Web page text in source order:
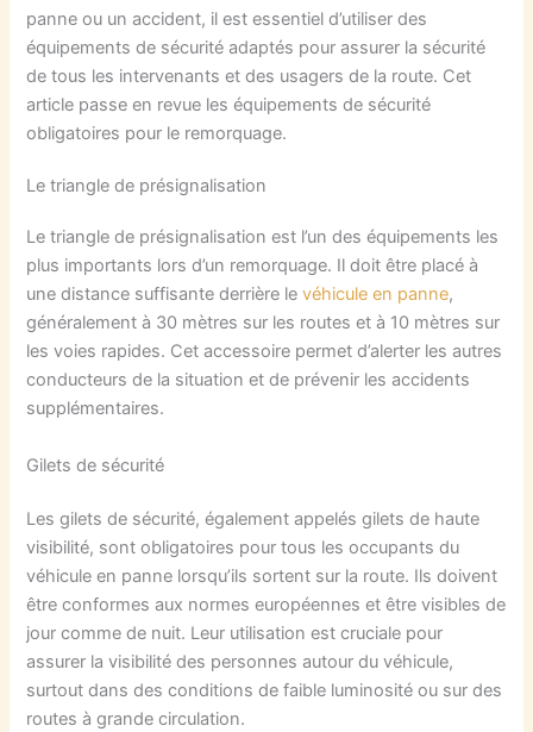
panne ou un accident, il est essentiel d’utiliser des
équipements de sécurité adaptés pour assurer la sécurité
de tous les intervenants et des usagers de la route. Cet
article passe en revue les équipements de sécurité
obligatoires pour le remorquage.
Le triangle de présignalisation
Le triangle de présignalisation est l’un des équipements les
plus importants lors d’un remorquage. Il doit être placé à
une distance suffisante derrière levéhicule en panne,
généralement à 30 mètres sur les routes et à 10 mètres sur
les voies rapides. Cet accessoire permet d’alerter les autres
conducteurs de la situation et de prévenir les accidents
supplémentaires.
Gilets de sécurité
Les gilets de sécurité, également appelés gilets de haute
visibilité, sont obligatoires pour tous les occupants du
véhicule en panne lorsqu’ils sortent sur la route. Ils doivent
être conformes aux normes européennes et être visibles de
jour comme de nuit. Leur utilisation est cruciale pour
assurer la visibilité des personnes autour du véhicule,
surtout dans des conditions de faible luminosité ou sur des
routes à grande circulation.